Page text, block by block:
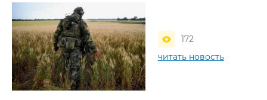
172
читать новость